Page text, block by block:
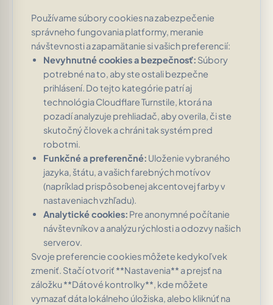
Používame súbory cookies na zabezpečenie
správneho fungovania platformy, meranie
návštevnosti a zapamätanie si vašich preferencií:
Nevyhnutné cookies a bezpečnosť: Súbory
potrebné na to, aby ste ostali bezpečne
prihlásení. Do tejto kategórie patrí aj
technológia Cloudflare Turnstile, ktorá na
pozadí analyzuje prehliadač, aby overila, či ste
skutočný človek a chráni tak systém pred
robotmi.
Funkčné a preferenčné: Uloženie vybraného
jazyka, štátu, a vašich farebných motívov
(napríklad prispôsobenej akcentovej farby v
nastaveniach vzhľadu).
Analytické cookies: Pre anonymné počítanie
návštevníkov a analýzu rýchlosti a odozvy našich
serverov.
Svoje preferencie cookies môžete kedykoľvek
zmeniť. Stačí otvoriť **Nastavenia** a prejsť na
záložku **Dátové kontrolky**, kde môžete
vymazať dáta lokálneho úložiska, alebo kliknúť na